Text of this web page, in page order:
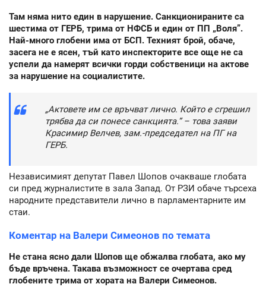
Там няма нито един в нарушение. Санкционираните са
шестима от ГЕРБ, трима от НФСБ и един от ПП „Воля”.
Най-много глобени има от БСП. Техният брой, обаче,
засега не е ясен, тъй като инспекторите все още не са
успели да намерят всички горди собственици на актове
за нарушение на социалистите.
„Актовете им се връчват лично. Който е сгрешил
трябва да си понесе санкцията.” – това заяви
Красимир Велчев, зам.-председател на ПГ на
ГЕРБ.
Независимият депутат Павел Шопов очакваше глобата
си пред журналистите в зала Запад. От РЗИ обаче търсеха
народните представители лично в парламентарните им
стаи.
Коментар на Валери Симеонов по темата
Не стана ясно дали Шопов ще обжалва глобата, ако му
бъде връчена. Такава възможност се очертава сред
глобените трима от хората на Валери Симеонов.